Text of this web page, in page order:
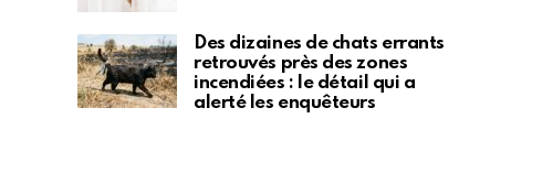
Des dizaines de chats errants
retrouvés près des zones
incendiées : le détail qui a
alerté les enquêteurs